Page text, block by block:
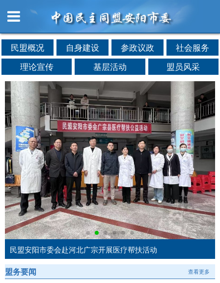
民盟概况 自身建设 参政议政
社会服务
理论宣传
基层活动 盟员风采
民盟安阳市委会赴河北广宗开展医疗帮扶活动
盟务要闻 查看更多